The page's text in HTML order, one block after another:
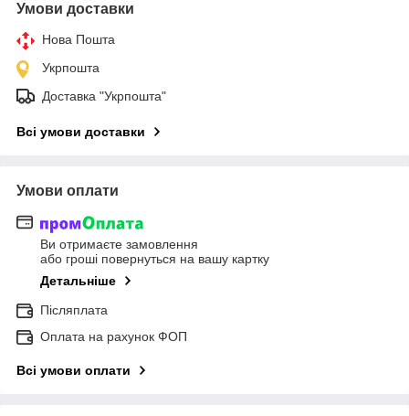
Умови доставки
Нова Пошта
Укрпошта
Доставка "Укрпошта"
Всі умови доставки
Умови оплати
Ви отримаєте замовлення
або гроші повернуться на вашу картку
Детальніше
Післяплата
Оплата на рахунок ФОП
Всі умови оплати